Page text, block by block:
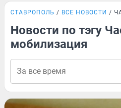
СТАВРОПОЛЬ ВСЕ НОВОСТИ
Новости по тэгу
мобилизация